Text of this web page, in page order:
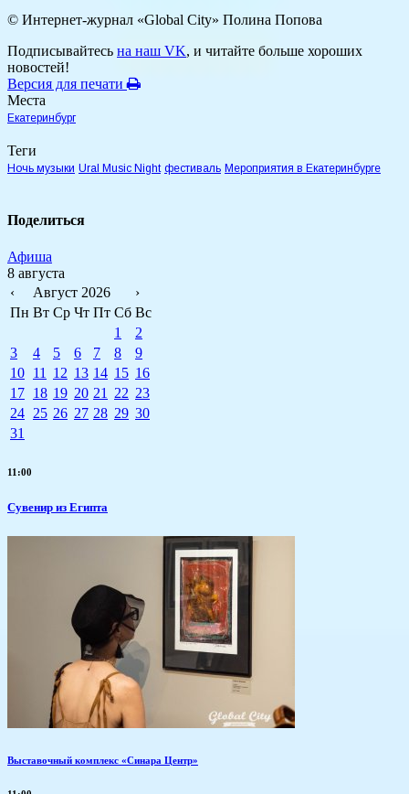
© Интернет-журнал «Global City» Полина Попова
Подписывайтесь на наш VK, и читайте больше хороших
новостей!
Версия для печати
Места
Екатеринбург
Теги
Ночь музыки Ural Music Night фестиваль Мероприятия в Екатеринбурге
Поделиться
Афиша
8 августа
‹
Август 2026
›
Пн Вт Ср Чт Пт Сб Вс
1
2
3
4 5 6 7 8
9
10 11 12 13 14 15 16
17 18 19 20 21 22 23
24 25 26 27 28 29 30
31
11:00
Сувенир из Египта
Выставочный комплекс «Синара Центр»